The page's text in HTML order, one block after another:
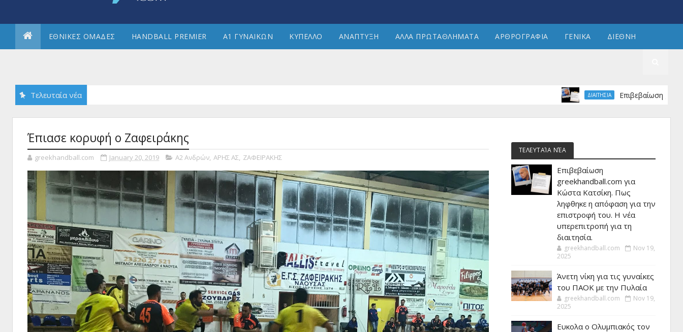
ΕΘΝΙΚΕΣ ΟΜΑΔΕΣ HANDBALL PREMIER Α1 ΓΥΝΑΙΚΩΝ ΚΥΠΕΛΛΟ ΑΝΑΠΤΥΞΗ ΑΛΛΑ ΠΡΩΤΑΘΛΗΜΑΤΑ ΑΡΘΡΟΓΡΑΦΙΑ ΓΕΝΙΚΑ ΔΙΕΘΝΗ
Τελευταία νέα ΔΙΑΙΤΗΣΙΑ Επιβεβαίωση
Έπιασε κορυφή ο Ζαφειράκης
greekhandball.com January 20, 2019 Α2 Ανδρών, ΑΡΗΣ ΑΣ, ΖΑΦΕΙΡΑΚΗΣ
ΤΕΛΕΥΤΑΊΑ ΝΈΑ
Επιβεβαίωση
greekhandball.com για
Κώστα Κατσίκη. Πως
ληφθηκε η απόφαση για την
επιστροφή του. Η νέα
υπερεπιτροπή για τη
διαιτησία.
greekhandball.com
Nov 19,
2025
Άνετη νίκη για τις γυναίκες
του ΠΑΟΚ με την Πυλαία
greekhandball.com
Nov 19,
2025
Ευκολα ο Ολυμπιακός τον